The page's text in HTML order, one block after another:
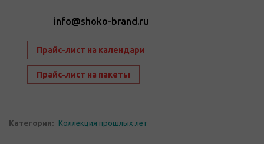
info@shoko-brand.ru
Прайс-лист на календари
Прайс-лист на пакеты
Категории: Коллекция прошлых лет